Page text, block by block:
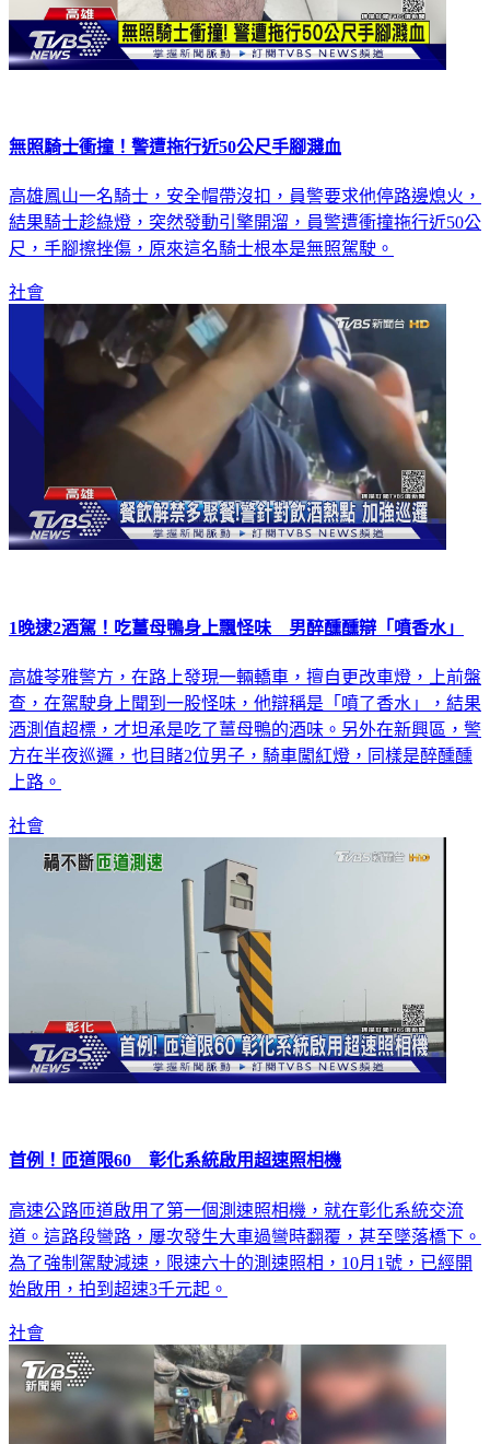
無照騎士衝撞！警遭拖行近50公尺手腳濺血
高雄鳳山一名騎士，安全帽帶沒扣，員警要求他停路邊熄火，
結果騎士趁綠燈，突然發動引擎開溜，員警遭衝撞拖行近50公
尺，手腳擦挫傷，原來這名騎士根本是無照駕駛。
社會
1晚逮2酒駕！吃薑母鴨身上飄怪味 男醉醺醺辯「噴香水」
高雄苓雅警方，在路上發現一輛轎車，擅自更改車燈，上前盤
查，在駕駛身上聞到一股怪味，他辯稱是「噴了香水」，結果
酒測值超標，才坦承是吃了薑母鴨的酒味。另外在新興區，警
方在半夜巡邏，也目睹2位男子，騎車闖紅燈，同樣是醉醺醺
上路。
社會
首例！匝道限60 彰化系統啟用超速照相機
高速公路匝道啟用了第一個測速照相機，就在彰化系統交流
道。這路段彎路，屢次發生大車過彎時翻覆，甚至墜落橋下。
為了強制駕駛減速，限速六十的測速照相，10月1號，已經開
始啟用，拍到超速3千元起。
社會